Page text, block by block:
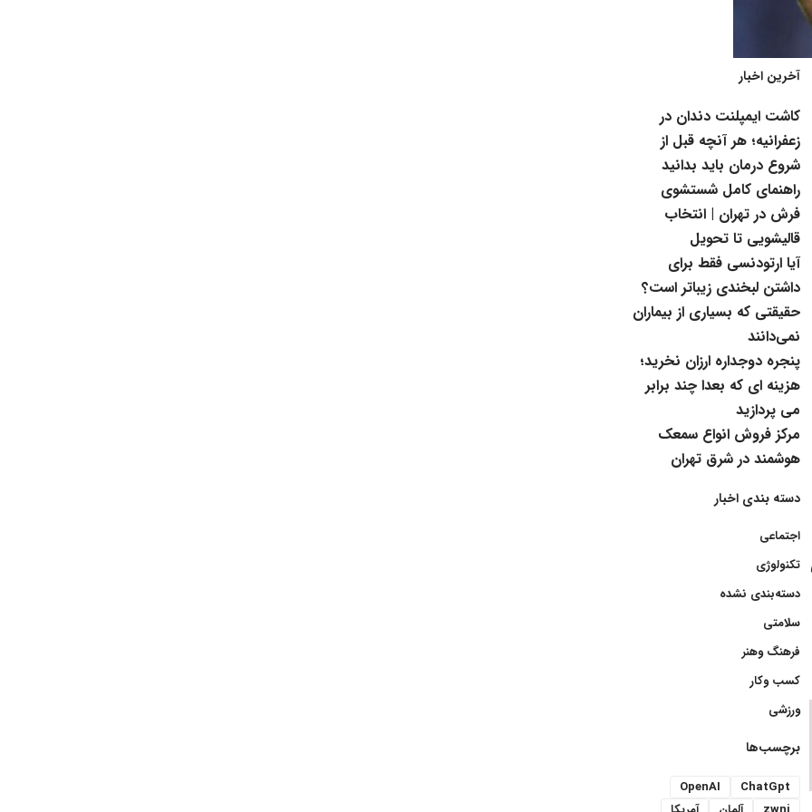
آخرین اخبار
کاشت ایمپلنت دندان در
زعفرانیه؛ هر آنچه قبل از
شروع درمان باید بدانید
راهنمای کامل شستشوی
فرش در تهران | انتخاب
قالیشویی تا تحویل
آیا ارتودنسی فقط برای
داشتن لبخندی زیباتر است؟
حقیقتی که بسیاری از بیماران
نمی‌دانند
پنجره دوجداره ارزان نخرید؛
هزینه ای که بعدا چند برابر
می پردازید
مرکز فروش انواع سمعک
هوشمند در شرق تهران
دسته بندی اخبار
اجتماعی
تکنولوژی
دسته‌بندی نشده
سلامتی
فرهنگ وهنر
کسب وکار
ورزشی
برچسب‌ها
ChatGpt
OpenAI